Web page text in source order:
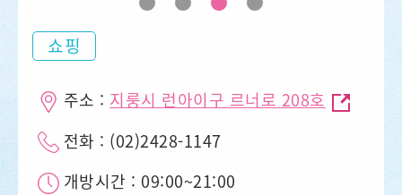
쇼핑
주소 : 지룽시 런아이구 르너로 208호
전화 : (02)2428-1147
개방시간 : 09:00~21:00